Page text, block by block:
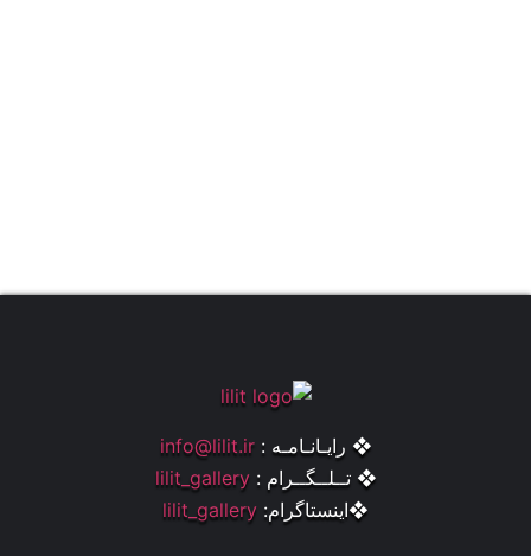
❖ رایـانـامـه : info@lilit.ir
❖ تــلــگــرام : lilit_gallery
❖اینستاگرام: lilit_gallery